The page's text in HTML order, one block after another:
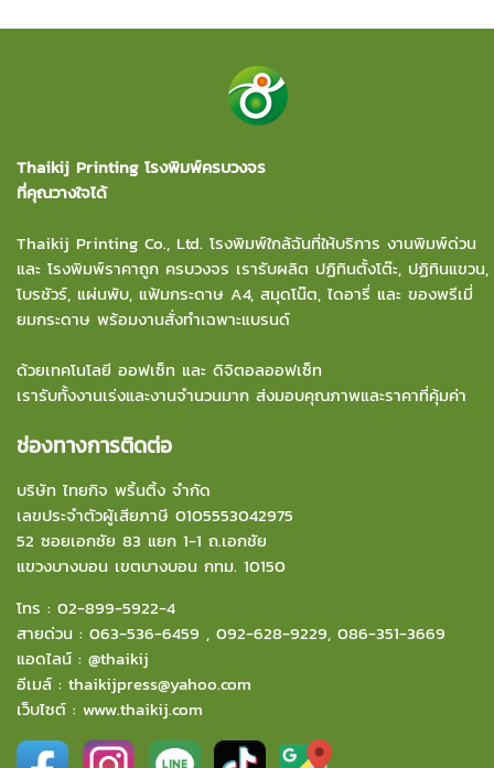
Thaikij Printing โรงพิมพ์ครบวงจร
ที่คุณวางใจได้
Thaikij Printing Co., Ltd. โรงพิมพ์ใกล้ฉันที่ให้บริการ งานพิมพ์ด่วน
และ โรงพิมพ์ราคาถูก ครบวงจร เรารับผลิต ปฏิทินตั้งโต๊ะ, ปฏิทินแขวน,
โบรชัวร์, แผ่นพับ, แฟ้มกระดาษ A4, สมุดโน๊ต, ไดอารี่ และ ของพรีเมี่
ยมกระดาษ พร้อมงานสั่งทำเฉพาะแบรนด์
ด้วยเทคโนโลยี ออฟเซ็ท และ ดิจิตอลออฟเซ็ท
เรารับทั้งงานเร่งและงานจำนวนมาก ส่งมอบคุณภาพและราคาที่คุ้มค่า
ช่องทางการติดต่อ
บริษัท ไทยกิจ พริ้นติ้ง จำกัด
เลขประจำตัวผู้เสียภาษี 0105553042975
52 ซอยเอกชัย 83 แยก 1-1 ถ.เอกชัย
แขวงบางบอน เขตบางบอน กทม. 10150
โทร : 02-899-5922-4
สายด่วน : 063-536-6459 , 092-628-9229, 086-351-3669
แอดไลน์ : @thaikij
อีเมล์ : thaikijpress@yahoo.com
เว็บไซต์ : www.thaikij.com